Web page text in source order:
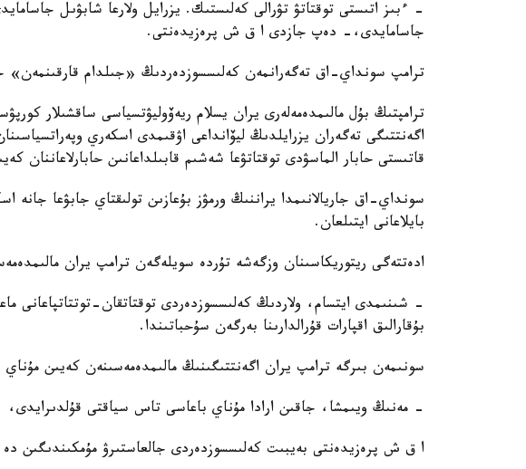
- ءبىز اتىستى توقتاتۋ تۋرالى كەلىستىك. يزرايل ولارعا شابۋىل
جاسامايدى،- دەپ جازدى ا ق ش پرەزيدەنتى.
ترامپ سونداي-اق تەگەرانمەن كەلىسسوزدەردىڭ «جىلدام قارقىنمەن»
اگەنتتىگى تەگەران يزرايلدىڭ ليۆانداعى اۋقىمدى اسكەري
قاتىستى حابار الماسۋدى توقتاتۋعا شەشىم قابىلداعانىن حابارلاعاننان
سونداي-اق جاريالانىمدا يراننىڭ ورمۋز بۇعازىن تولىقتاي جابۋعا جانە
بايلاعانى ايتىلعان.
ادەتتەگى ريتوريكاسىنان وزگەشە تۇردە سويلەگەن ترامپ يران
- شىنىمدى ايتسام، ولاردىڭ كەلىسسوزدەردى توقتاتقان-توتتاتپاعانى
بۇقارالىق اقپارات قۇرالدارىنا بەرگەن سۇحباتىندا.
سونىمەن بىرگە ترامپ يران اگەنتتىگىنىڭ مالىمدەمەسىنەن كەيىن
- مەنىڭ ويىمشا، جاقىن ارادا مۇناي باعاسى تاس سياقتى
ا ق ش پرەزيدەنتى بەيبىت كەلىسسوزدەردى جالعاستىرۋ مۇمكىندىگىن